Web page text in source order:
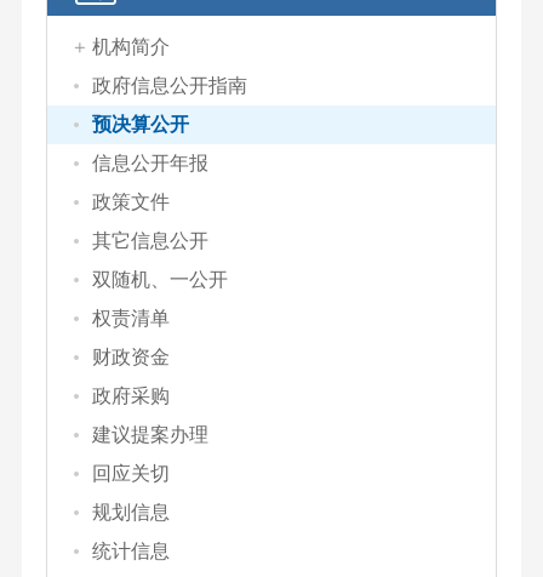
机构简介
政府信息公开指南
预决算公开
信息公开年报
政策文件
其它信息公开
双随机、一公开
权责清单
财政资金
政府采购
建议提案办理
回应关切
规划信息
统计信息